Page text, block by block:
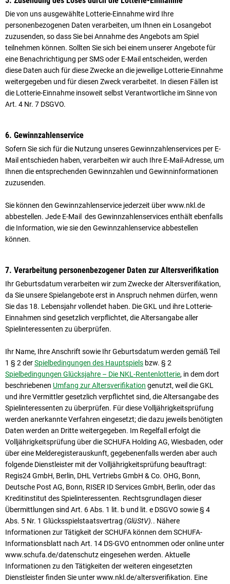
Die von uns ausgewählte Lotterie-Einnahme wird Ihre
personenbezogenen Daten verarbeiten, um Ihnen ein Losangebot
zuzusenden, so dass Sie bei Annahme des Angebots am Spiel
teilnehmen können. Sollten Sie sich bei einem unserer Angebote für
eine Benachrichtigung per SMS oder E-Mail entscheiden, werden
diese Daten auch für diese Zwecke an die jeweilige Lotterie-Einnahme
weitergegeben und für diesen Zweck verarbeitet. In diesen Fällen ist
die Lotterie-Einnahme insoweit selbst Verantwortliche im Sinne von
Art. 4 Nr. 7 DSGVO.
6. Gewinnzahlenservice
Sofern Sie sich für die Nutzung unseres Gewinnzahlenservices per E-
Mail entschieden haben, verarbeiten wir auch Ihre E-Mail-Adresse, um
Ihnen die entsprechenden Gewinnzahlen und Gewinninformationen
zuzusenden.
Sie können den Gewinnzahlenservice jederzeit über www.nkl.de
abbestellen. Jede E-Mail des Gewinnzahlenservices enthält ebenfalls
die Information, wie sie den Gewinnzahlenservice abbestellen
können.
7. Verarbeitung personenbezogener Daten zur Altersverifikation
Ihr Geburtsdatum verarbeiten wir zum Zwecke der Altersverifikation,
da Sie unsere Spielangebote erst in Anspruch nehmen dürfen, wenn
Sie das 18. Lebensjahr vollendet haben. Die GKL und ihre Lotterie-
Einnahmen sind gesetzlich verpflichtet, die Altersangabe aller
Spielinteressenten zu überprüfen.
Ihr Name, Ihre Anschrift sowie Ihr Geburtsdatum werden gemäß Teil
1 § 2 derSpielbedingungen des Hauptspiels bzw. § 2
Spielbedingungen Glücksjahre – Die NKL-Rentenlotterie, in dem dort
beschriebenen Umfang zur Altersverifikation genutzt, weil die GKL
und ihre Vermittler gesetzlich verpflichtet sind, die Altersangabe des
Spielinteressenten zu überprüfen. Für diese Volljährigkeitsprüfung
werden anerkannte Verfahren eingesetzt; die dazu jeweils benötigten
Daten werden an Dritte weitergegeben. Im Regelfall erfolgt die
Volljährigkeitsprüfung über die SCHUFA Holding AG, Wiesbaden, oder
über eine Melderegisterauskunft, gegebenenfalls werden aber auch
folgende Dienstleister mit der Volljährigkeitsprüfung beauftragt:
Regis24 GmbH, Berlin, DHL Vertriebs GmbH & Co. OHG, Bonn,
Deutsche Post AG, Bonn, RISER ID Services GmbH, Berlin, oder das
Kreditinstitut des Spielinteressenten. Rechtsgrundlagen dieser
Übermittlungen sind Art. 6 Abs. 1 lit. b und lit. e DSGVO sowie § 4
Abs. 5 Nr. 1 Glücksspielstaatsvertrag (GlüStV).. Nähere
Informationen zur Tätigkeit der SCHUFA können dem SCHUFA-
Informationsblatt nach Art. 14 DS-GVO entnommen oder online unter
www.schufa.de/datenschutz eingesehen werden. Aktuelle
Informationen zu den Tätigkeiten der weiteren eingesetzten
Dienstleister finden Sie unter www.nkl.de/altersverifikation. Eine